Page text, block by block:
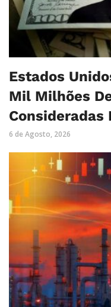
Estados
Mil Milhões
Consideradas
6 de Agosto, 2026